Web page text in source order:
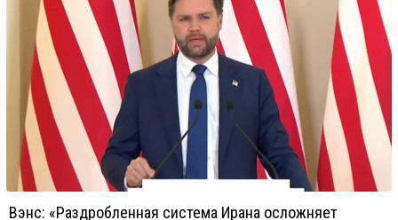
Вэнс: «Раздробленная система Ирана осложняет